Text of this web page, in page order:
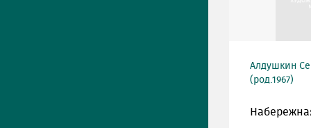
Алдушкин
(род.1967)